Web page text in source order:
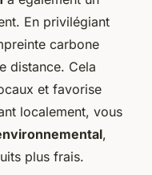
En privilégiant
carbone
distance. Cela
et favorise
localement, vous
,
plus frais.